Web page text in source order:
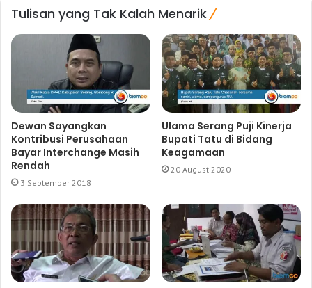
Tulisan yang Tak Kalah Menarik
Dewan Sayangkan
Kontribusi Perusahaan
Bayar Interchange Masih
Rendah
3 September 2018
Ulama Serang Puji Kinerja
Bupati Tatu di Bidang
Keagamaan
20 August 2020